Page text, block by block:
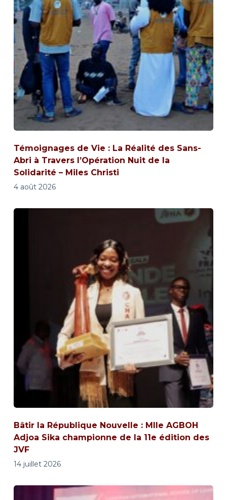
Témoignages de Vie : La Réalité des Sans-
Abri à Travers l’Opération Nuit de la
Solidarité – Miles Christi
4 août 2026
Bâtir la République Nouvelle : Mlle AGBOH
Adjoa Sika championne de la 11e édition des
JVF
14 juillet 2026